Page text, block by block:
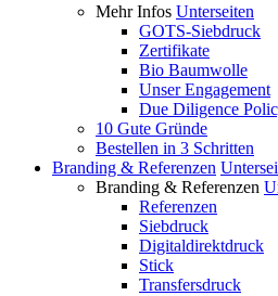
Mehr Infos Unterseiten
GOTS-Siebdruck
Zertifikate
Bio Baumwolle
Unser Engagement
Due Diligence
10 Gute Gründe
Bestellen in 3 Schritten
Branding & Referenzen
Branding & Referenzen
Referenzen
Siebdruck
Digitaldirektdruck
Stick
Transfersdruck